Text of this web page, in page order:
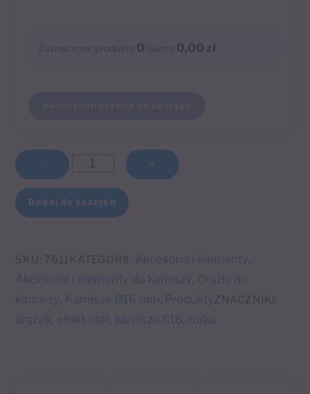
0 0,00 zł
−
ilość
240
cm
mm
efekt
stali
+
Dodaj do koszyka
e
r
n
a
SKU: 7611 KATEGORII: Akcesoria i elementy,
Akcesoria i elementy do karniszy, Drążki do
karniszy, Karnisze Ø16 mm, ProduktyZNACZNIKI:
drążek, efekt stali , karnisze fi16, rurka